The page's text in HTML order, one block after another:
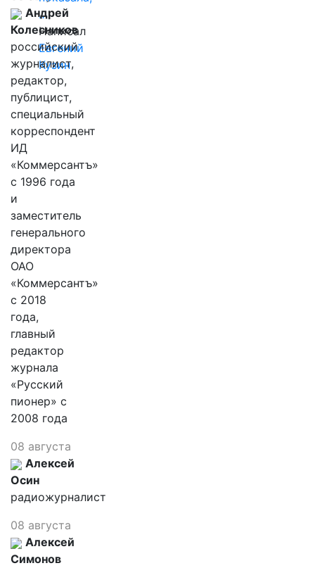
…
Написал
Евгений
Кузин
Андрей
Колесников
российский
журналист,
редактор,
публицист,
специальный
корреспондент
ИД
«Коммерсантъ»
с 1996 года
и
заместитель
генерального
директора
ОАО
«Коммерсантъ»
с 2018
года,
главный
редактор
журнала
«Русский
пионер» с
2008 года
08 августа
Алексей
Осин
радиожурналист
08 августа
Алексей
Симонов